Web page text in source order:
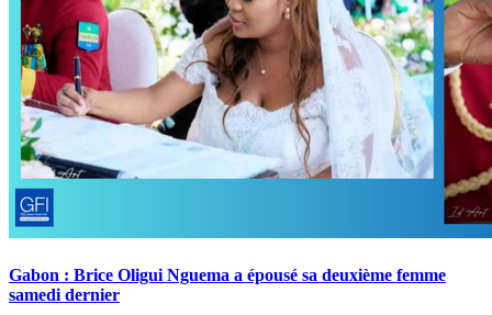
Gabon : Brice Oligui Nguema a épousé sa deuxième femme
samedi dernier